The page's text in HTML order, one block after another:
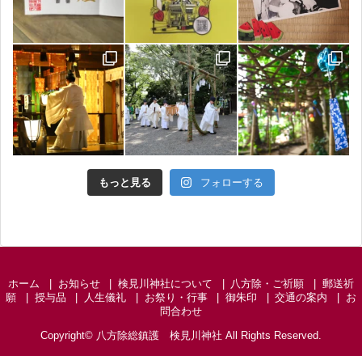
もっと見る フォローする
ホーム お知らせ 検見川神社について 八方除・ご祈願
郵送祈
願
授与品 人生儀礼 お祭り・行事 御朱印 交通の案内
お
問合わせ
Copyright© 八方除総鎮護 検見川神社 All Rights Reserved.